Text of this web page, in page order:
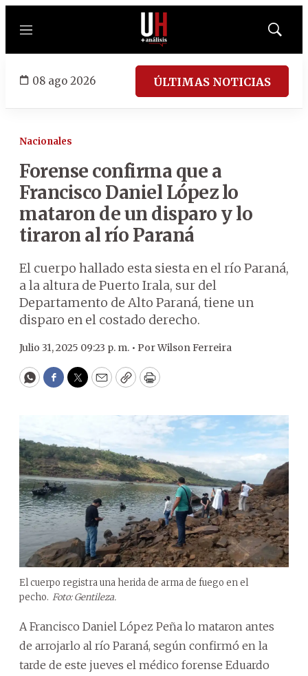
Menú
Mostrar
08 ago 2026 ÚLTIMAS NOTICIAS
Nacionales
Forense confirma que a
Francisco Daniel López lo
mataron de un disparo y lo
tiraron al río Paraná
El cuerpo hallado esta siesta en el río Paraná,
a la altura de Puerto Irala, sur del
Departamento de Alto Paraná, tiene un
disparo en el costado derecho.
Julio 31, 2025 09:23 p. m. • PorWilson Ferreira
WhatsApp
Facebook
Twitter
EmailCopyPrint
El cuerpo registra una herida de arma de fuego en el
pecho. Foto: Gentileza.
A Francisco Daniel López Peña lo mataron antes
de arrojarlo al río Paraná, según confirmó en la
tarde de este jueves el médico forense Eduardo